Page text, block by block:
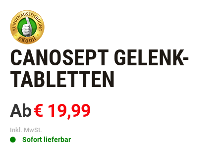
CANOSEPT GELENK-
TABLETTEN
Ab€ 19,99
Inkl. MwSt.
Sofort lieferbar